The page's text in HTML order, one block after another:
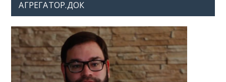
АГРЕГАТОР.ДОК